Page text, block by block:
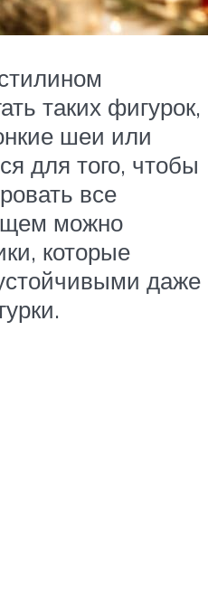
таких фигурок,
шеи или
для того, чтобы
все
можно
которые
даже